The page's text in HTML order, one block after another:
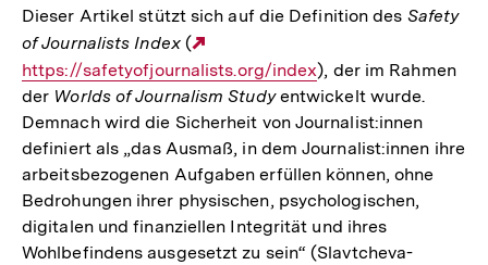
Dieser Artikel stützt sich auf die Definition des Safety
of Journalists Index(
Link:
https://safetyofjournalists.org/index), der im Rahmen
der Worlds of Journalism Studyentwickelt wurde.
Demnach wird die Sicherheit von Journalist:innen
definiert als „das Ausmaß, in dem Journalist:innen ihre
arbeitsbezogenen Aufgaben erfüllen können, ohne
Bedrohungen ihrer physischen, psychologischen,
digitalen und finanziellen Integrität und ihres
Wohlbefindens ausgesetzt zu sein“ (Slavtcheva-